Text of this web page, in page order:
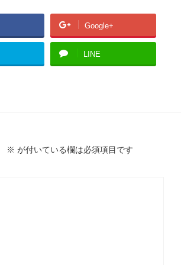
Google+
LINE
※ が付いている欄は必須項目です